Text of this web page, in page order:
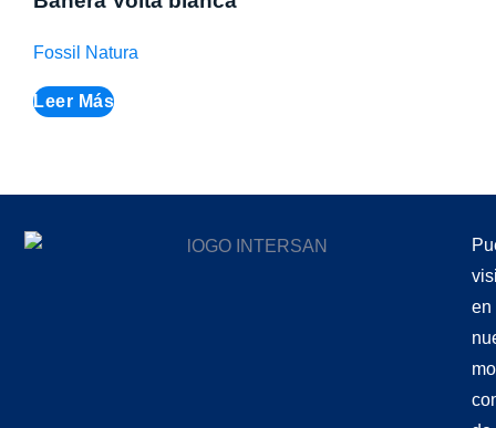
Fossil Natura
Leer Más
en